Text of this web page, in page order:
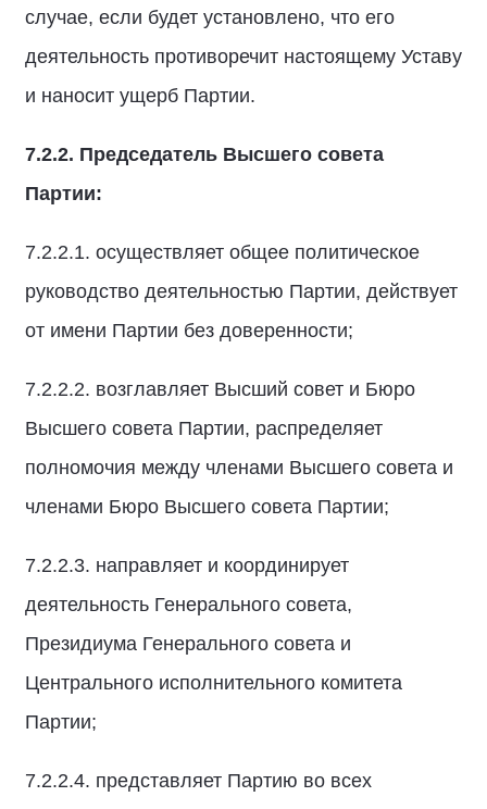
случае, если будет установлено, что его
деятельность противоречит настоящему Уставу
и наносит ущерб Партии.
7.2.2. Председатель Высшего совета
Партии:
7.2.2.1. осуществляет общее политическое
руководство деятельностью Партии, действует
от имени Партии без доверенности;
7.2.2.2. возглавляет Высший совет и Бюро
Высшего совета Партии, распределяет
полномочия между членами Высшего совета и
членами Бюро Высшего совета Партии;
7.2.2.3. направляет и координирует
деятельность Генерального совета,
Президиума Генерального совета и
Центрального исполнительного комитета
Партии;
7.2.2.4. представляет Партию во всех